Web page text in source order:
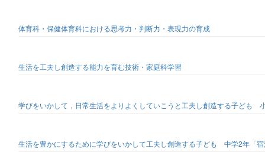
体育科・保健体育科における思考力・判断力・表現力の育成
生活を工夫し創造する能力を育む技術・家庭科学習
学びをいかして，日常生活をよりよくしていこうと工夫し創造する子ども
生活を豊かにするために学びをいかして工夫し創造する子ども 中学2年「